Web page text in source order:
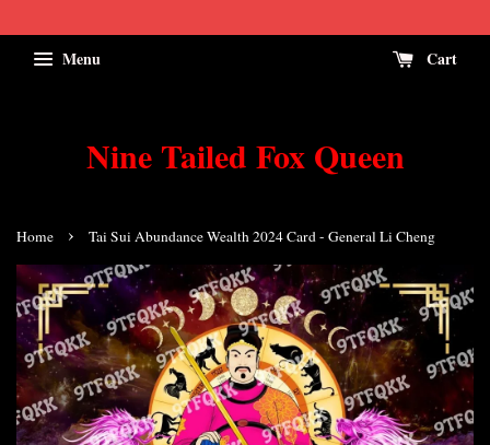
Menu Cart
Nine Tailed Fox Queen
Home › Tai Sui Abundance Wealth 2024 Card - General Li Cheng